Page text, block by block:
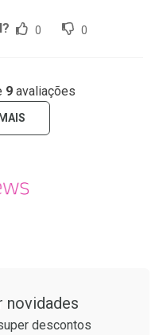
0 0
9 avaliações
novidades
descontos